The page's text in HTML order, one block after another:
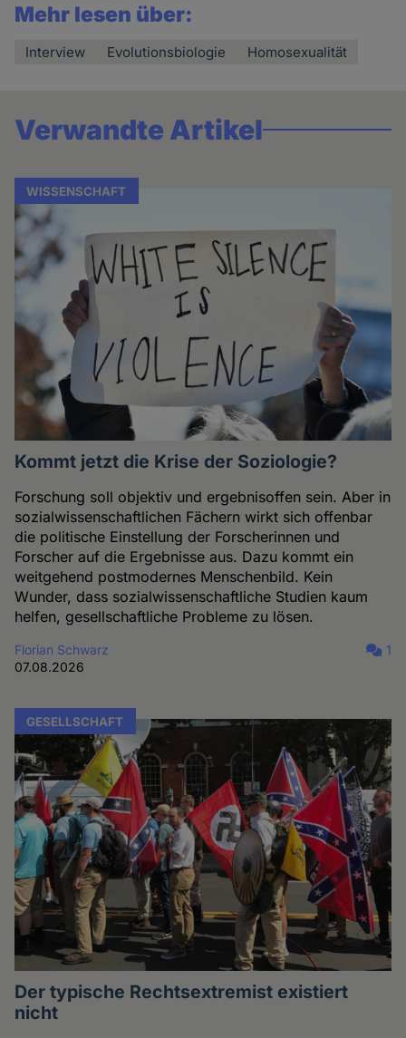
Mehr lesen über:
Interview Evolutionsbiologie Homosexualität
Verwandte Artikel
WISSENSCHAFT
Kommt jetzt die Krise der Soziologie?
Forschung soll objektiv und ergebnisoffen sein. Aber in
sozialwissenschaftlichen Fächern wirkt sich offenbar
die politische Einstellung der Forscherinnen und
Forscher auf die Ergebnisse aus. Dazu kommt ein
weitgehend postmodernes Menschenbild. Kein
Wunder, dass sozialwissenschaftliche Studien kaum
helfen, gesellschaftliche Probleme zu lösen.
Florian Schwarz
07.08.2026
1
GESELLSCHAFT
Der typische Rechtsextremist existiert
nicht